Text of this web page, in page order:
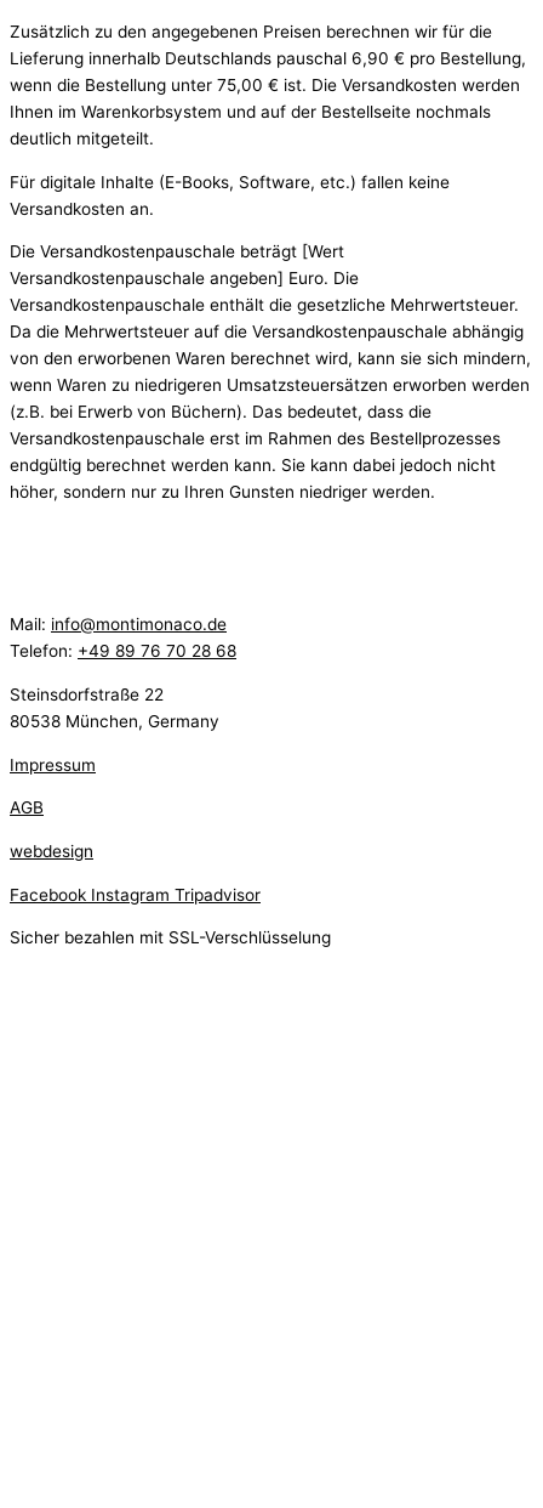
Zusätzlich zu den angegebenen Preisen berechnen wir für die
Lieferung innerhalb Deutschlands pauschal 6,90 € pro Bestellung,
wenn die Bestellung unter 75,00 € ist. Die Versandkosten werden
Ihnen im Warenkorbsystem und auf der Bestellseite nochmals
deutlich mitgeteilt.
Für digitale Inhalte (E-Books, Software, etc.) fallen keine
Versandkosten an.
Die Versandkostenpauschale beträgt [Wert
Versandkostenpauschale angeben] Euro. Die
Versandkostenpauschale enthält die gesetzliche Mehrwertsteuer.
Da die Mehrwertsteuer auf die Versandkostenpauschale abhängig
von den erworbenen Waren berechnet wird, kann sie sich mindern,
wenn Waren zu niedrigeren Umsatzsteuersätzen erworben werden
(z.B. bei Erwerb von Büchern). Das bedeutet, dass die
Versandkostenpauschale erst im Rahmen des Bestellprozesses
endgültig berechnet werden kann. Sie kann dabei jedoch nicht
höher, sondern nur zu Ihren Gunsten niedriger werden.
Mail: info@montimonaco.de
Telefon: +49 89 76 70 28 68
Steinsdorfstraße 22
80538 München, Germany
Impressum
AGB
webdesign
Facebook Instagram Tripadvisor
Sicher bezahlen mit SSL-Verschlüsselung